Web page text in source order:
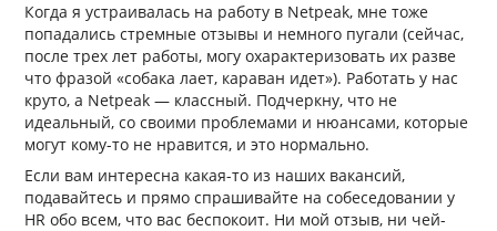
Когда я устраивалась на работу в Netpeak, мне тоже
попадались стремные отзывы и немного пугали (сейчас,
после трех лет работы, могу охарактеризовать их разве
что фразой «собака лает, караван идет»). Работать у нас
круто, а Netpeak — классный. Подчеркну, что не
идеальный, со своими проблемами и нюансами, которые
могут кому-то не нравится, и это нормально.
Если вам интересна какая-то из наших вакансий,
подавайтесь и прямо спрашивайте на собеседовании у
HR обо всем, что вас беспокоит. Ни мой отзыв, ни чей-